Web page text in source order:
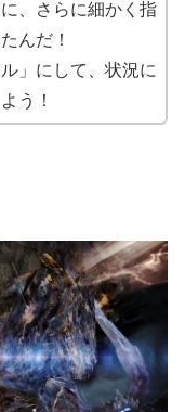
、さらに細かく指
んだ！
」にして、状況に
う！